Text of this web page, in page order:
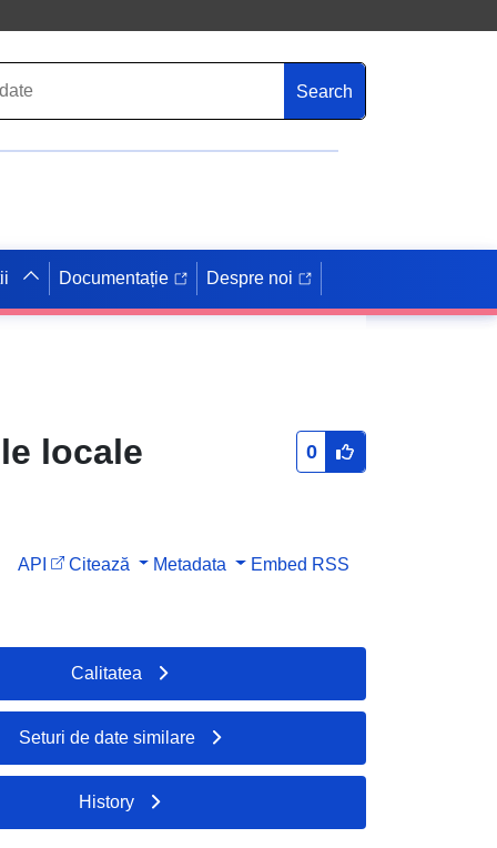
Search
Documentație Despre noi
locale
0
API Citează Metadata Embed RSS
Calitatea
Seturi de date similare
History